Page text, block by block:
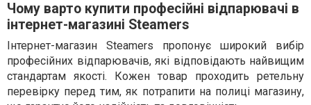
Чому варто купити професійні відпарювачі в
інтернет-магазині Steamers
Інтернет-магазин Steamers пропонує широкий вибір
професійних відпарювачів, які відповідають найвищим
стандартам якості. Кожен товар проходить ретельну
перевірку перед тим, як потрапити на полиці магазину,